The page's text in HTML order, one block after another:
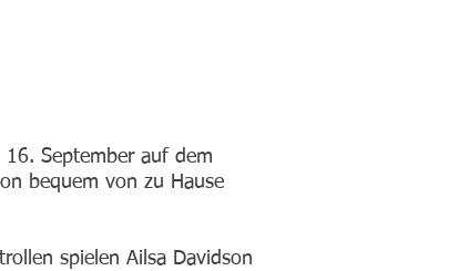
September auf dem
bequem von zu Hause
spielen Ailsa Davidson